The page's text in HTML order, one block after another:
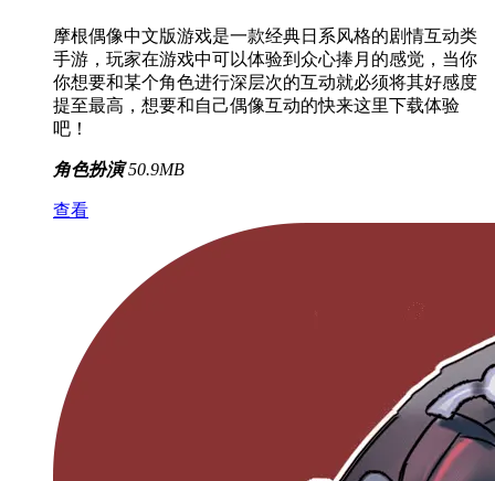
摩根偶像中文版游戏是一款经典日系风格的剧情互动类
手游，玩家在游戏中可以体验到众心捧月的感觉，当你
你想要和某个角色进行深层次的互动就必须将其好感度
提至最高，想要和自己偶像互动的快来这里下载体验
吧！
角色扮演 50.9MB
查看